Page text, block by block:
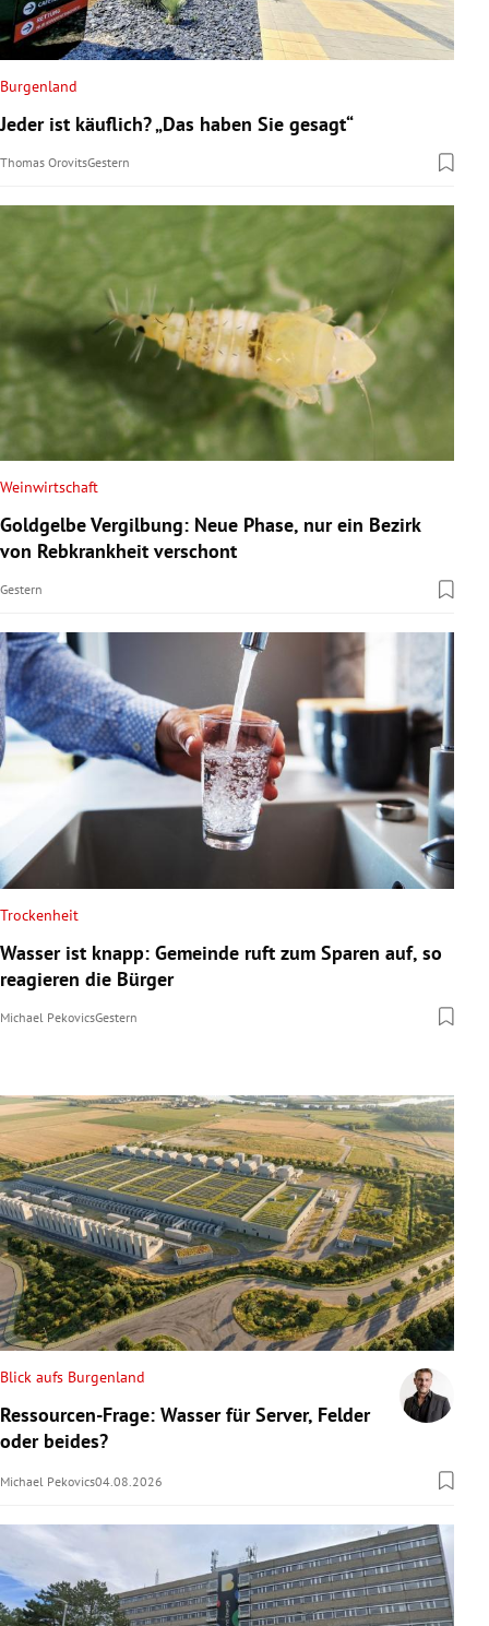
Burgenland
Jeder ist käuflich? „Das haben Sie gesagt“
Thomas OrovitsGestern
Weinwirtschaft
Goldgelbe Vergilbung: Neue Phase, nur ein Bezirk
von Rebkrankheit verschont
Gestern
Trockenheit
Wasser ist knapp: Gemeinde ruft zum Sparen auf, so
reagieren die Bürger
Michael PekovicsGestern
Blick aufs Burgenland
Ressourcen-Frage: Wasser für Server, Felder
oder beides?
Michael Pekovics04.08.2026